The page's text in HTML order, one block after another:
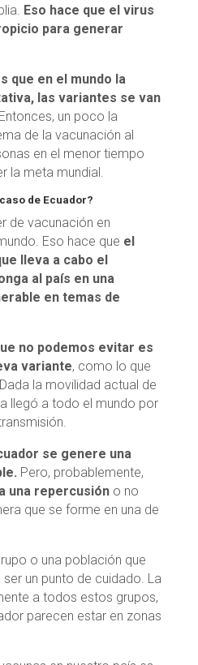
Eso hace que el virus
para generar
que en el mundo la
las variantes se van
Entonces, un poco la
de la vacunación al
en el menor tiempo
la meta mundial.
de Ecuador?
de vacunación en
Eso hace que el
lleva a cabo el
al país en una
en temas de
no podemos evitar es
variante, como lo que
la movilidad actual de
llegó a todo el mundo por
se genere una
Pero, probablemente,
una repercusióno no
que se forme en una de
o una población que
un punto de cuidado. La
a todos estos grupos,
parecen estar en zonas